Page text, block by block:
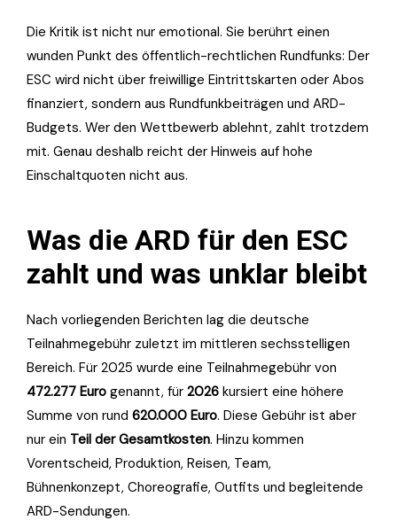
Die Kritik ist nicht nur emotional. Sie berührt einen
wunden Punkt des öffentlich-rechtlichen Rundfunks: Der
ESC wird nicht über freiwillige Eintrittskarten oder Abos
finanziert, sondern aus Rundfunkbeiträgen und ARD-
Budgets. Wer den Wettbewerb ablehnt, zahlt trotzdem
mit. Genau deshalb reicht der Hinweis auf hohe
Einschaltquoten nicht aus.
Was die ARD für den ESC
zahlt und was unklar bleibt
Nach vorliegenden Berichten lag die deutsche
Teilnahmegebühr zuletzt im mittleren sechsstelligen
Bereich. Für 2025 wurde eine Teilnahmegebühr von
472.277 Euro genannt, für 2026 kursiert eine höhere
Summe von rund 620.000 Euro. Diese Gebühr ist aber
nur ein Teil der Gesamtkosten. Hinzu kommen
Vorentscheid, Produktion, Reisen, Team,
Bühnenkonzept, Choreografie, Outfits und begleitende
ARD-Sendungen.